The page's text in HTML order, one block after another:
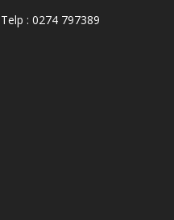
Telp : 0274 797389